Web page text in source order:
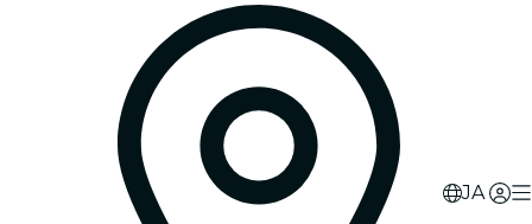
JA